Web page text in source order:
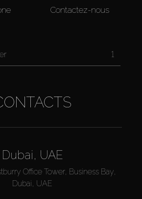
Contactez-nous
1
Dubai, UAE
Office Tower, Business Bay,
Dubai, UAE